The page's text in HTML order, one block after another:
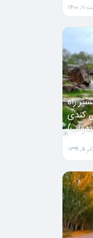
راه
کندی
۱۳۹۹